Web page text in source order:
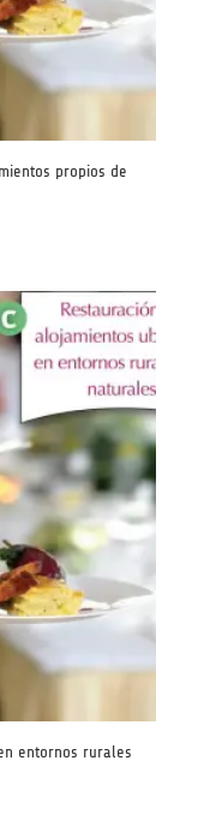
propios de
entornos rurales